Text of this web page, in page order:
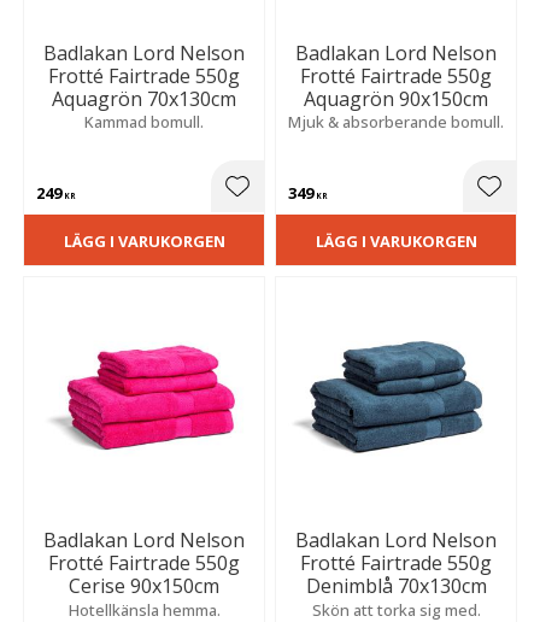
Badlakan Lord Nelson
Frotté Fairtrade 550g
Aquagrön 70x130cm
Kammad bomull.
249KR Lägg till i favoriter
LÄGG I VARUKORGEN
Badlakan Lord Nelson
Frotté Fairtrade 550g
Aquagrön 90x150cm
Mjuk & absorberande bomull.
349KR
LÄGG I VARUKORGEN
Badlakan Lord Nelson
Frotté Fairtrade 550g
Cerise 90x150cm
Hotellkänsla hemma.
Badlakan Lord Nelson
Frotté Fairtrade 550g
Denimblå 70x130cm
Skön att torka sig med.